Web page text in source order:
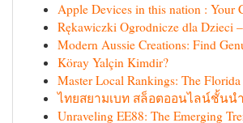
Apple Devices in this nation : Your
Rękawiczki Ogrodnicze dla Dzieci
Modern Aussie Creations: Find
Köray Yalçin Kimdir?
Master Local Rankings: The
ไทยสยามเบท สล็อตออนไลน์ชั้นนำ
Unraveling EE88: The Emerging